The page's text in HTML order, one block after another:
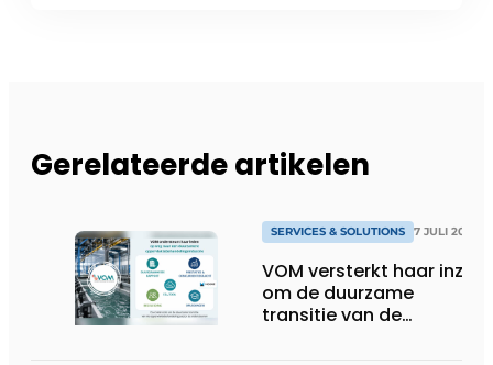
Gerelateerde artikelen
SERVICES & SOLUTIONS 7 JULI 2026
VOM versterkt haar inzet
om de duurzame
transitie van de